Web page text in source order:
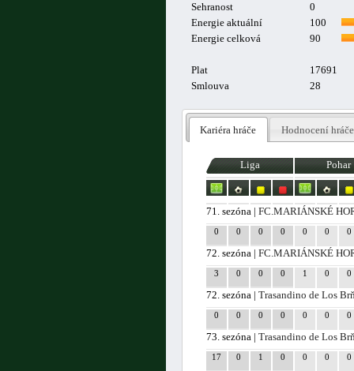
Sehranost
0
Energie aktuální
100
Energie celková
90
Plat
17691
Smlouva
28
Kariéra hráče Hodnocení hráče
Liga Pohar
71. sezóna |FC.MARIÁNSKÉ
0 0 0 0 0 0 0
72. sezóna |FC.MARIÁNSKÉ
3 0 0 0 1 0 0
72. sezóna |Trasandino de Los
0 0 0 0 0 0 0
73. sezóna |Trasandino de Los
17 0 1 0 0 0 0